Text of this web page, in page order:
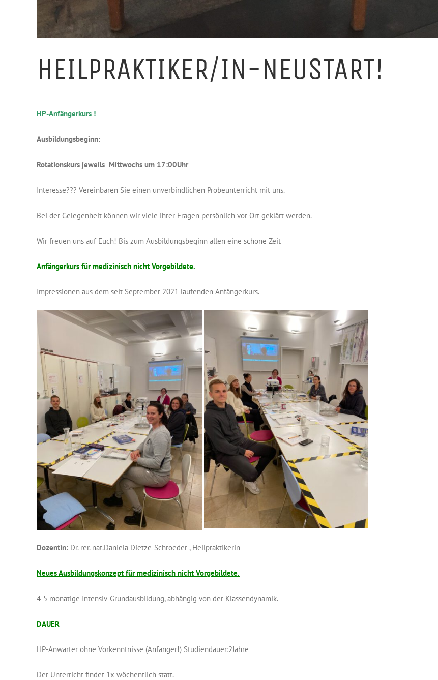
HEILPRAKTIKER/IN-NEUSTART!
HP-Anfängerkurs !
Ausbildungsbeginn:
Rotationskurs jeweils Mittwochs um 17:00Uhr
Interesse??? Vereinbaren Sie einen unverbindlichen Probeunterricht mit uns.
Bei der Gelegenheit können wir viele ihrer Fragen persönlich vor Ort geklärt werden.
Wir freuen uns auf Euch! Bis zum Ausbildungsbeginn allen eine schöne Zeit
Anfängerkurs für medizinisch nicht Vorgebildete.
Impressionen aus dem seit September 2021 laufenden Anfängerkurs.
Dozentin: Dr. rer. nat.Daniela Dietze-Schroeder , Heilpraktikerin
Neues Ausbildungskonzept für medizinisch nicht Vorgebildete.
4-5 monatige Intensiv-Grundausbildung, abhängig von der Klassendynamik.
DAUER
HP-Anwärter ohne Vorkenntnisse (Anfänger!) Studiendauer:2Jahre
Der Unterricht findet 1x wöchentlich statt.